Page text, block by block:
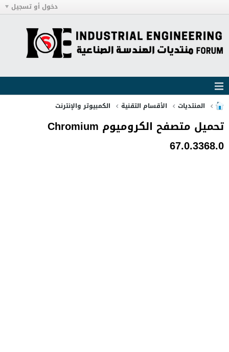
دخول أو تسجيل
المنتديات الأقسام التقنية الكمبيوتر والإنترنت
تحميل متصفح الكروميوم Chromium
67.0.3368.0